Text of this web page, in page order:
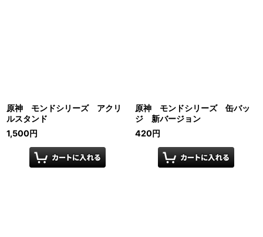
原神 モンドシリーズ アクリ
ルスタンド
1,500円
原神 モンドシリーズ 缶バッ
ジ 新バージョン
420円